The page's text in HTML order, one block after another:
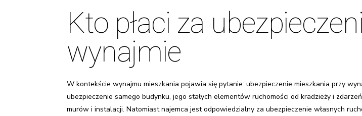
Kto płaci za
wynajmie
W kontekście wynajmu mieszkania pojawia się pytanie: ubezpieczenie mieszkania przy
ubezpieczenie samego budynku, jego stałych elementów ruchomości od kradzieży i
murów i instalacji. Natomiast najemca jest odpowiedzialny za ubezpieczenie własnych